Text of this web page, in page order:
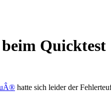
Quicktest
hatte sich leider der